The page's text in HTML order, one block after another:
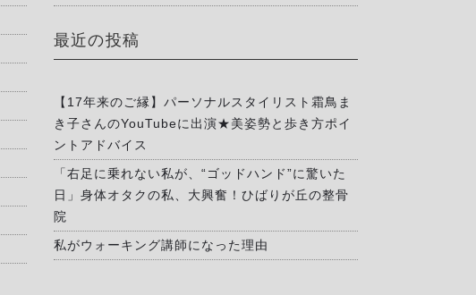
最近の投稿
【17年来のご縁】パーソナルスタイリスト霜鳥ま
き子さんのYouTubeに出演★美姿勢と歩き方ポイ
ントアドバイス
「右足に乗れない私が、“ゴッドハンド”に驚いた
日」身体オタクの私、大興奮！ひばりが丘の整骨
院
私がウォーキング講師になった理由